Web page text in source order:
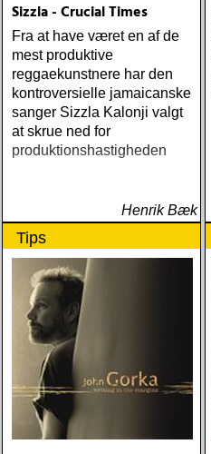
Sizzla - Crucial Times
Fra at have været en af de
mest produktive
reggaekunstnere har den
kontroversielle jamaicanske
sanger Sizzla Kalonji valgt
at skrue ned for
produktionshastigheden
Henrik Bæk
Tips